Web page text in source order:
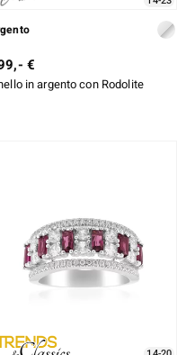
€
in argento con Rodolite